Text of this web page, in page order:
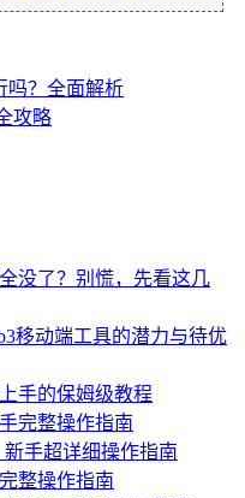
吗？全面解析
攻略
没了？别慌，先看这几
移动端工具的潜力与待优
手的保姆级教程
完整操作指南
新手超详细操作指南
整操作指南